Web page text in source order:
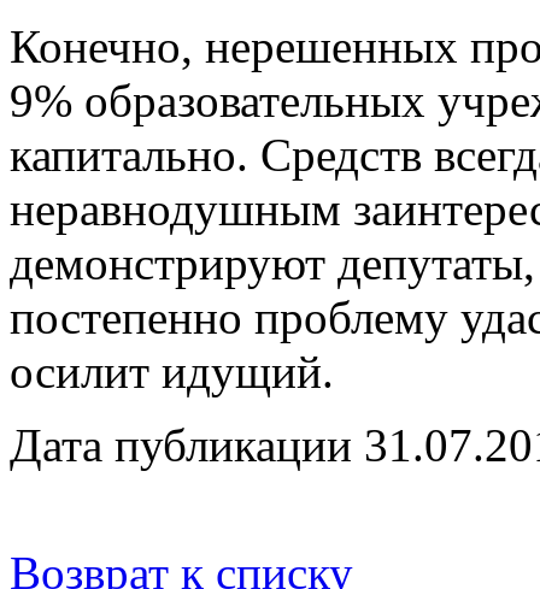
Конечно, нерешенных
9% образовательных
капитально. Средств
неравнодушным
демонстрируют
постепенно проблему
осилит идущий.
Дата публикации
Возврат к списку